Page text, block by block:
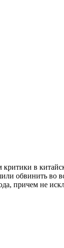
в
обвинить во
причем не